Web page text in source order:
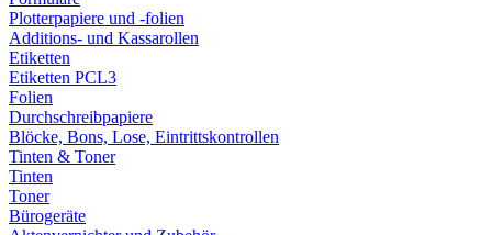
Plotterpapiere und -folien
Additions- und Kassarollen
Etiketten
Etiketten PCL3
Folien
Durchschreibpapiere
Blöcke, Bons, Lose, Eintrittskontrollen
Tinten & Toner
Tinten
Toner
Bürogeräte